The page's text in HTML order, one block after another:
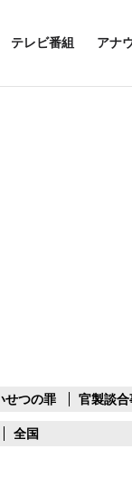
テレビ番組 アナ
せつの罪 官製談
全国